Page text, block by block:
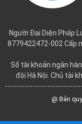
Người Đại Diện Pháp
8779422472-002 Cấp
Số tài khoản ngân
đội Hà Nội. Chủ tài
@ Bản